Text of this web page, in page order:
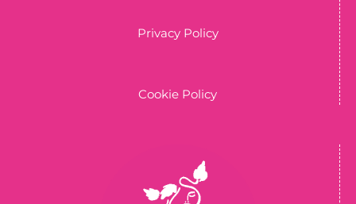
Privacy Policy
Cookie Policy